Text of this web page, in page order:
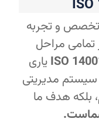
تخصص و تجربه
تمامی مراحل
یاری
سیستم مدیریتی
بلکه هدف ما